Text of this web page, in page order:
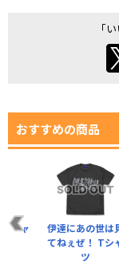
「
おすすめの商品
Tシャ
伊達にあの世は
てねぇぜ！ Tシ
ツ